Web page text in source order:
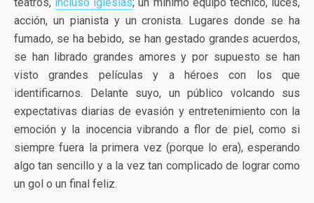
acción, un pianista y un cronista. Lugares donde se ha
fumado, se ha bebido, se han gestado grandes acuerdos,
se han librado grandes amores y por supuesto se han
visto grandes películas y a héroes con los que
identificarnos. Delante suyo, un público volcando sus
expectativas diarias de evasión y entretenimiento con la
emoción y la inocencia vibrando a flor de piel, como si
siempre fuera la primera vez (porque lo era), esperando
algo tan sencillo y a la vez tan complicado de lograr como
un gol o un final feliz.